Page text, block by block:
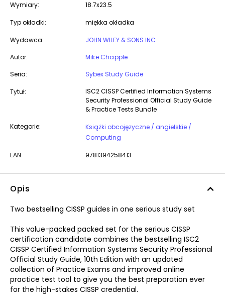
Wymiary: 18.7x23.5
Typ okładki: miękka okładka
Wydawca:
JOHN WILEY & SONS INC
Autor:
Mike Chapple
Seria:
Sybex Study Guide
Tytuł:
ISC2 CISSP Certified Information Systems
Security Professional Official Study Guide
& Practice Tests Bundle
Kategorie:
Książki obcojęzyczne / angielskie /
Computing
EAN: 9781394258413
Opis
Two bestselling CISSP guides in one serious study set
This value-packed packed set for the serious CISSP
certification candidate combines the bestselling ISC2
CISSP Certified Information Systems Security Professional
Official Study Guide, 10th Edition with an updated
collection of Practice Exams and improved online
practice test tool to give you the best preparation ever
for the high-stakes CISSP credential.